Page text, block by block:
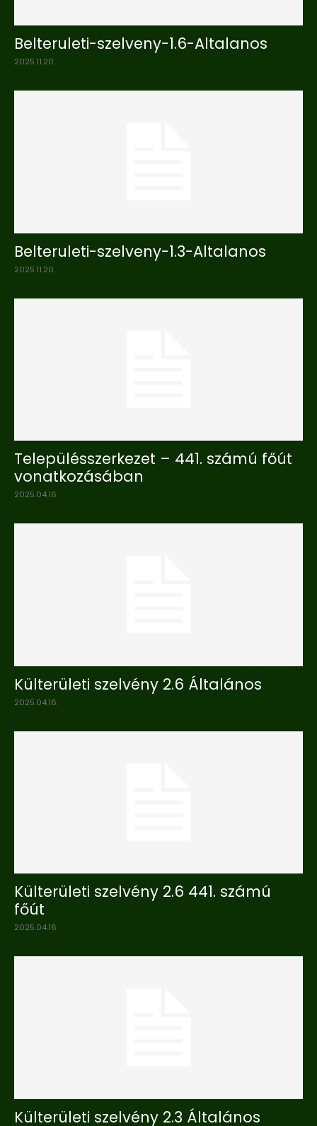
Belteruleti-szelveny-1.6-Altalanos
2025.11.20.
Belteruleti-szelveny-1.3-Altalanos
2025.11.20.
Településszerkezet – 441. számú főút
vonatkozásában
2025.04.16.
Külterületi szelvény 2.6 Általános
2025.04.16.
Külterületi szelvény 2.6 441. számú
főút
2025.04.16.
Külterületi szelvény 2.3 Általános